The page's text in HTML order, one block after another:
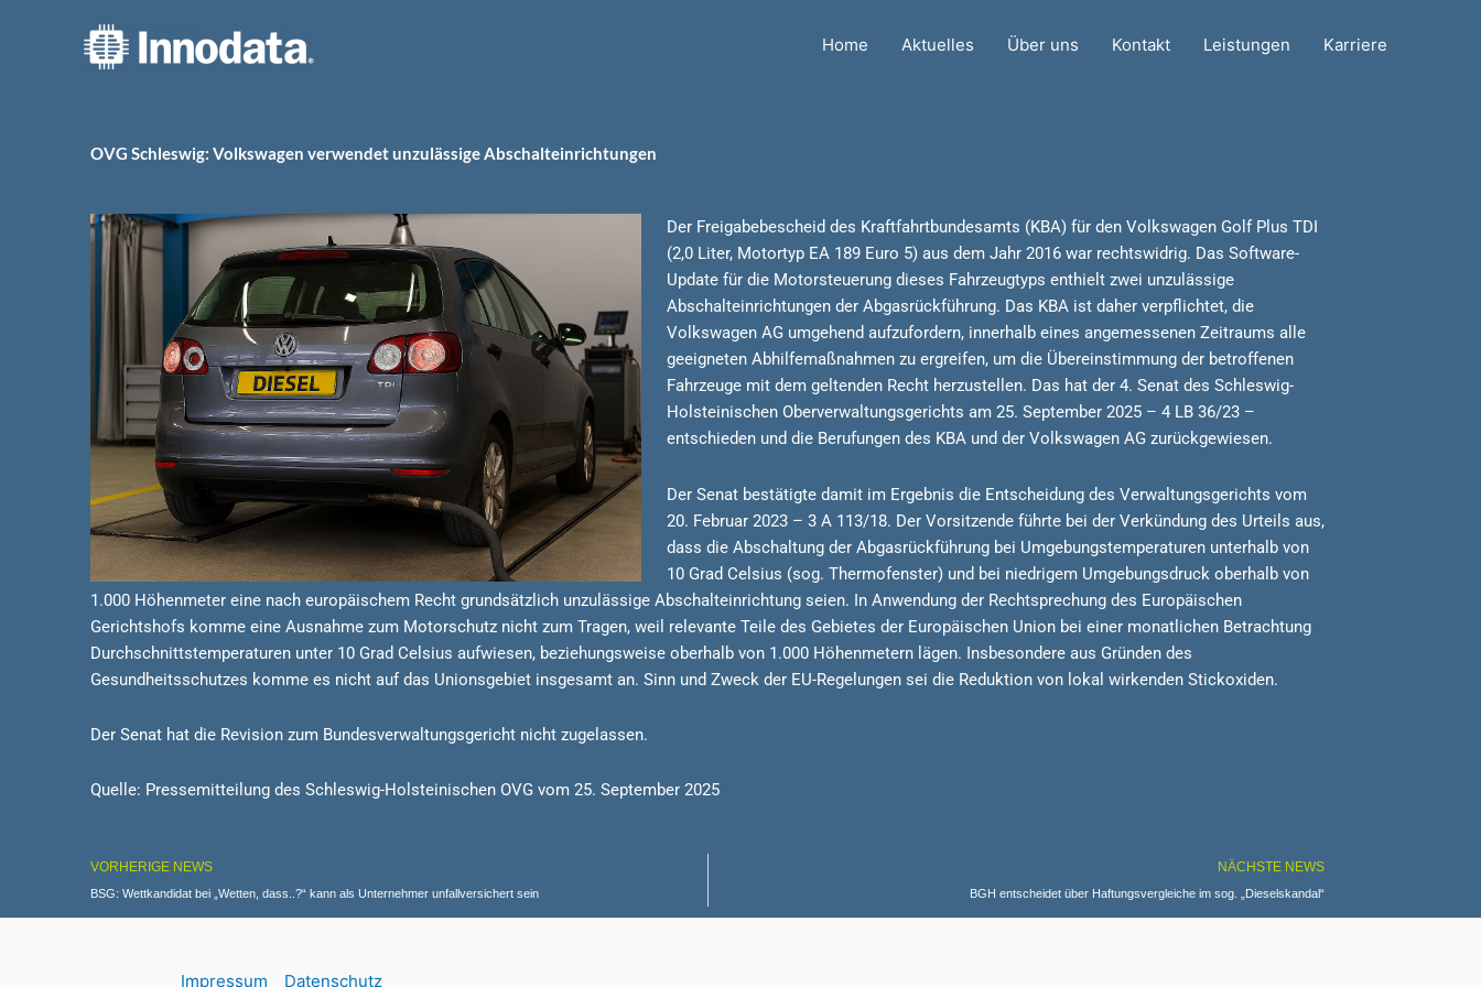
Home Aktuelles Über uns Kontakt Leistungen Karriere
OVG Schleswig: Volkswagen verwendet unzulässige Abschalteinrichtungen
Der Freigabebescheid des Kraftfahrtbundesamts (KBA) für den Volkswagen Golf Plus TDI
(2,0 Liter, Motortyp EA 189 Euro 5) aus dem Jahr 2016 war rechtswidrig. Das Software-
Update für die Motorsteuerung dieses Fahrzeugtyps enthielt zwei unzulässige
Abschalteinrichtungen der Abgasrückführung. Das KBA ist daher verpflichtet, die
Volkswagen AG umgehend aufzufordern, innerhalb eines angemessenen Zeitraums alle
geeigneten Abhilfemaßnahmen zu ergreifen, um die Übereinstimmung der betroffenen
Fahrzeuge mit dem geltenden Recht herzustellen. Das hat der 4. Senat des Schleswig-
Holsteinischen Oberverwaltungsgerichts am 25. September 2025 – 4 LB 36/23 –
entschieden und die Berufungen des KBA und der Volkswagen AG zurückgewiesen.
Der Senat bestätigte damit im Ergebnis die Entscheidung des Verwaltungsgerichts vom
20. Februar 2023 – 3 A 113/18. Der Vorsitzende führte bei der Verkündung des Urteils aus,
dass die Abschaltung der Abgasrückführung bei Umgebungstemperaturen unterhalb von
10 Grad Celsius (sog. Thermofenster) und bei niedrigem Umgebungsdruck oberhalb von
1.000 Höhenmeter eine nach europäischem Recht grundsätzlich unzulässige Abschalteinrichtung seien. In Anwendung der Rechtsprechung des Europäischen
Gerichtshofs komme eine Ausnahme zum Motorschutz nicht zum Tragen, weil relevante Teile des Gebietes der Europäischen Union bei einer monatlichen Betrachtung
Durchschnittstemperaturen unter 10 Grad Celsius aufwiesen, beziehungsweise oberhalb von 1.000 Höhenmetern lägen. Insbesondere aus Gründen des
Gesundheitsschutzes komme es nicht auf das Unionsgebiet insgesamt an. Sinn und Zweck der EU-Regelungen sei die Reduktion von lokal wirkenden Stickoxiden.
Der Senat hat die Revision zum Bundesverwaltungsgericht nicht zugelassen.
Quelle: Pressemitteilung des Schleswig-Holsteinischen OVG vom 25. September 2025
VORHERIGE NEWS
BSG: Wettkandidat bei „Wetten, dass..?“ kann als Unternehmer unfallversichert sein
NÄCHSTE NEWS
BGH entscheidet über Haftungsvergleiche im sog. „Dieselskandal“
Impressum Datenschutz